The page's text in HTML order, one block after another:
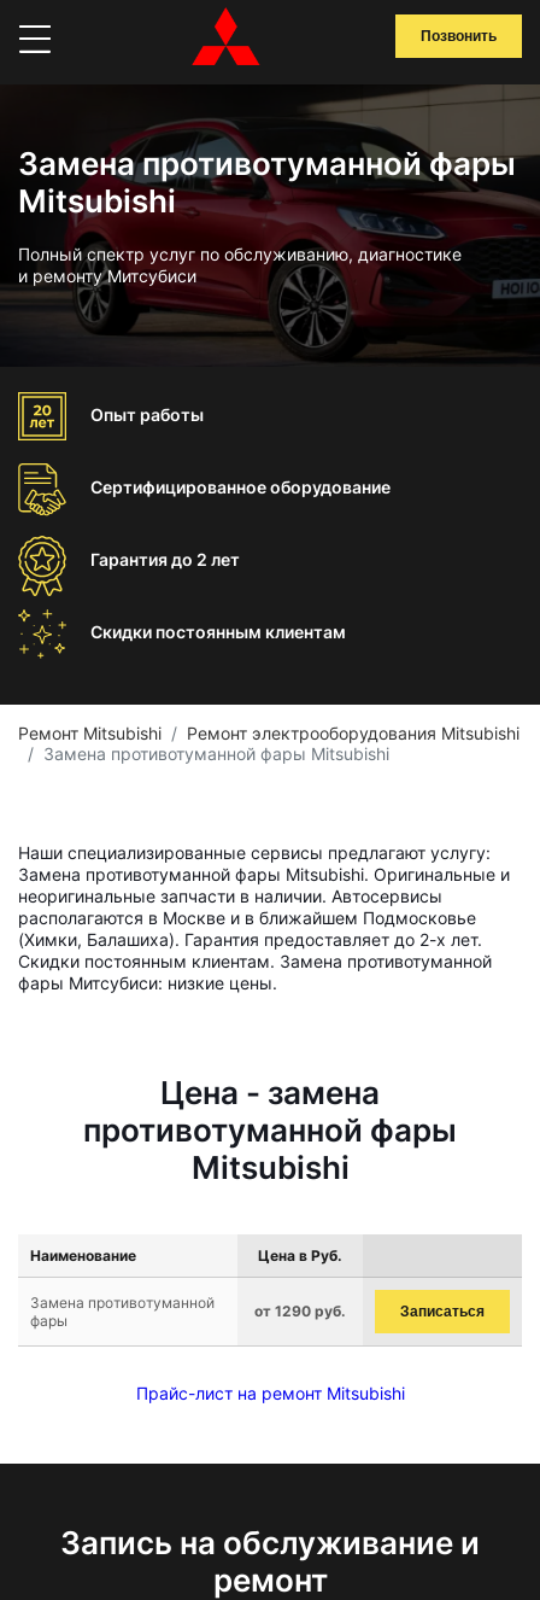
Позвонить
Замена противотуманной фары
Mitsubishi
Полный спектр услуг по обслуживанию, диагностике
и ремонту Митсубиси
Опыт работы
Сертифицированноеоборудование
Гарантиядо 2 лет
Скидки постоянным клиентам
Ремонт Mitsubishi
Ремонт электрооборудования Mitsubishi
Замена противотуманной фары Mitsubishi
Наши специализированные сервисы предлагают услугу:
Замена противотуманной фары Mitsubishi. Оригинальные и
неоригинальные запчасти в наличии. Автосервисы
располагаются в Москве и в ближайшем Подмосковье
(Химки, Балашиха). Гарантия предоставляет до 2-х лет.
Скидки постоянным клиентам. Замена противотуманной
фары Митсубиси: низкие цены.
Цена - замена
противотуманной фары
Mitsubishi
Наименование Цена в Руб.
Замена противотуманной
фары
от 1290 руб. Записаться
Прайс-лист на ремонт Mitsubishi
Запись на обслуживание и
ремонт